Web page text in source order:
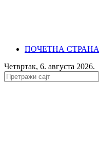
ПОЧЕТНА СТРАНА
Четвртак, 6. августа 2026.